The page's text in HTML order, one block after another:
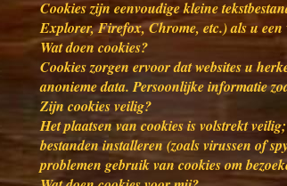
Cookies zijn eenvoudige kleine
Explorer, Firefox, Chrome, etc.) als u een
Wat doen cookies?
Cookies zorgen ervoor dat websites u
anonieme data. Persoonlijke informatie
Zijn cookies veilig?
Het plaatsen van cookies is volstrekt
bestanden installeren (zoals virussen of
problemen gebruik van cookies om